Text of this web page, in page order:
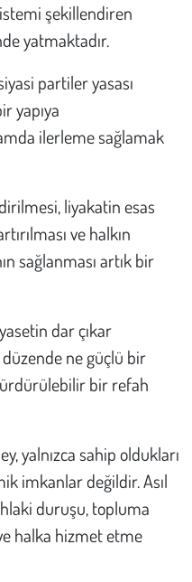
şekillendiren
yatmaktadır.
partiler yasası
yapıya
ilerleme sağlamak
liyakatin esas
ve halkın
sağlanması artık bir
dar çıkar
ne güçlü bir
bir refah
yalnızca sahip oldukları
imkanlar değildir. Asıl
duruşu, topluma
halka hizmet etme